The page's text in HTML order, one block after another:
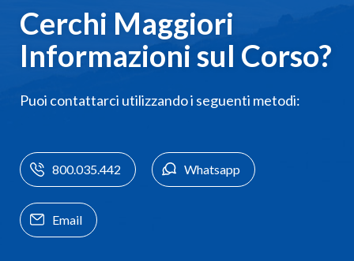
Cerchi Maggiori
Informazioni sul Corso?
Puoi contattarci utilizzando i seguenti metodi:
800.035.442 Whatsapp
Email